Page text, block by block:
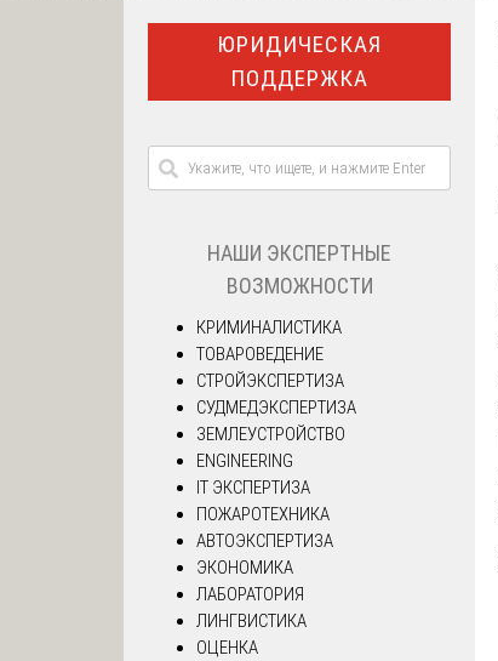
ЮРИДИЧЕСКАЯ
ПОДДЕРЖКА
НАШИ ЭКСПЕРТНЫЕ
ВОЗМОЖНОСТИ
КРИМИНАЛИСТИКА
ТОВАРОВЕДЕНИЕ
СТРОЙЭКСПЕРТИЗА
СУДМЕДЭКСПЕРТИЗА
ЗЕМЛЕУСТРОЙСТВО
ENGINEERING
IT ЭКСПЕРТИЗА
ПОЖАРОТЕХНИКА
АВТОЭКСПЕРТИЗА
ЭКОНОМИКА
ЛАБОРАТОРИЯ
ЛИНГВИСТИКА
ОЦЕНКА